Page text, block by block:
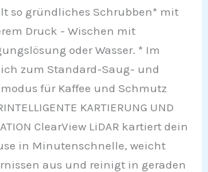
so gründliches Schrubben* mit
Druck - Wischen mit
oder Wasser. * Im
zum Standard-Saug- und
für Kaffee und Schmutz
KARTIERUNG UND
ClearView LiDAR kartiert dein
in Minutenschnelle, weicht
aus und reinigt in geraden